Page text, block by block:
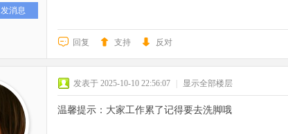
发消息
回复 支持 反对
发表于 2025-10-10 22:56:07 显示全部楼层
温馨提示：大家工作累了记得要去洗脚哦